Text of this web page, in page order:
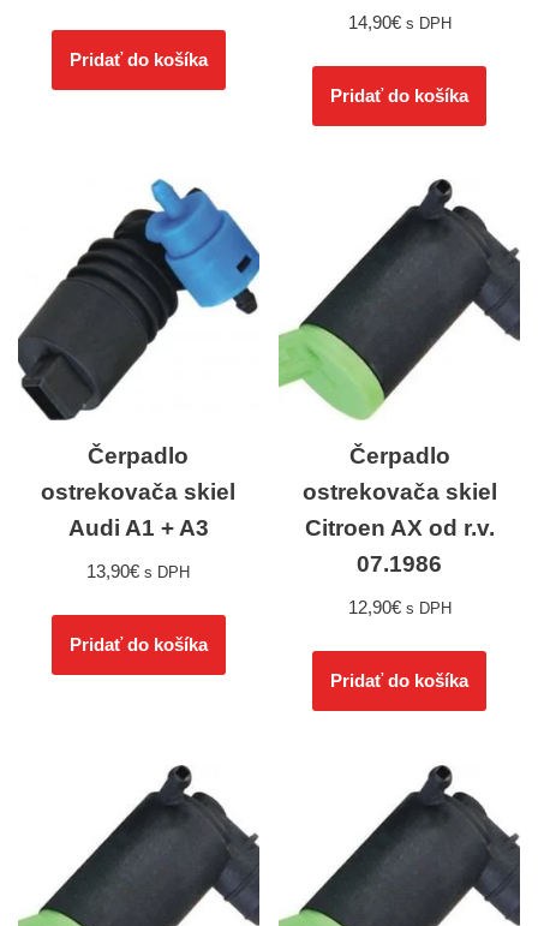
Pridať do košíka
14,90€ s DPH
Pridať do košíka
Čerpadlo
ostrekovača skiel
Audi A1 + A3
13,90€ s DPH
Pridať do košíka
Čerpadlo
ostrekovača skiel
Citroen AX od r.v.
07.1986
12,90€ s DPH
Pridať do košíka